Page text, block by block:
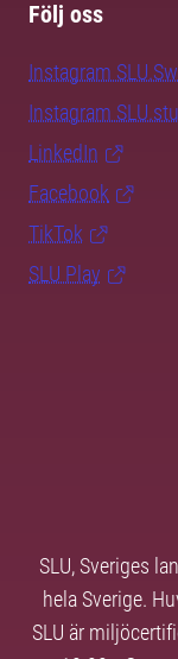
Följ oss
Instagram
Instagram
LinkedIn
Facebook
TikTok
SLU Play
SLU, Sveriges
hela Sverige.
SLU är